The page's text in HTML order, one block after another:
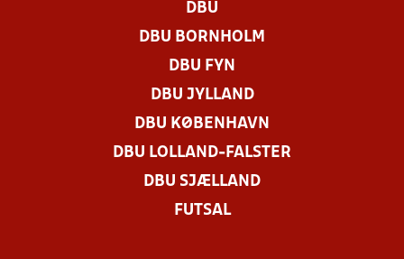
DBU
DBU BORNHOLM
DBU FYN
DBU JYLLAND
DBU KØBENHAVN
DBU LOLLAND-FALSTER
DBU SJÆLLAND
FUTSAL